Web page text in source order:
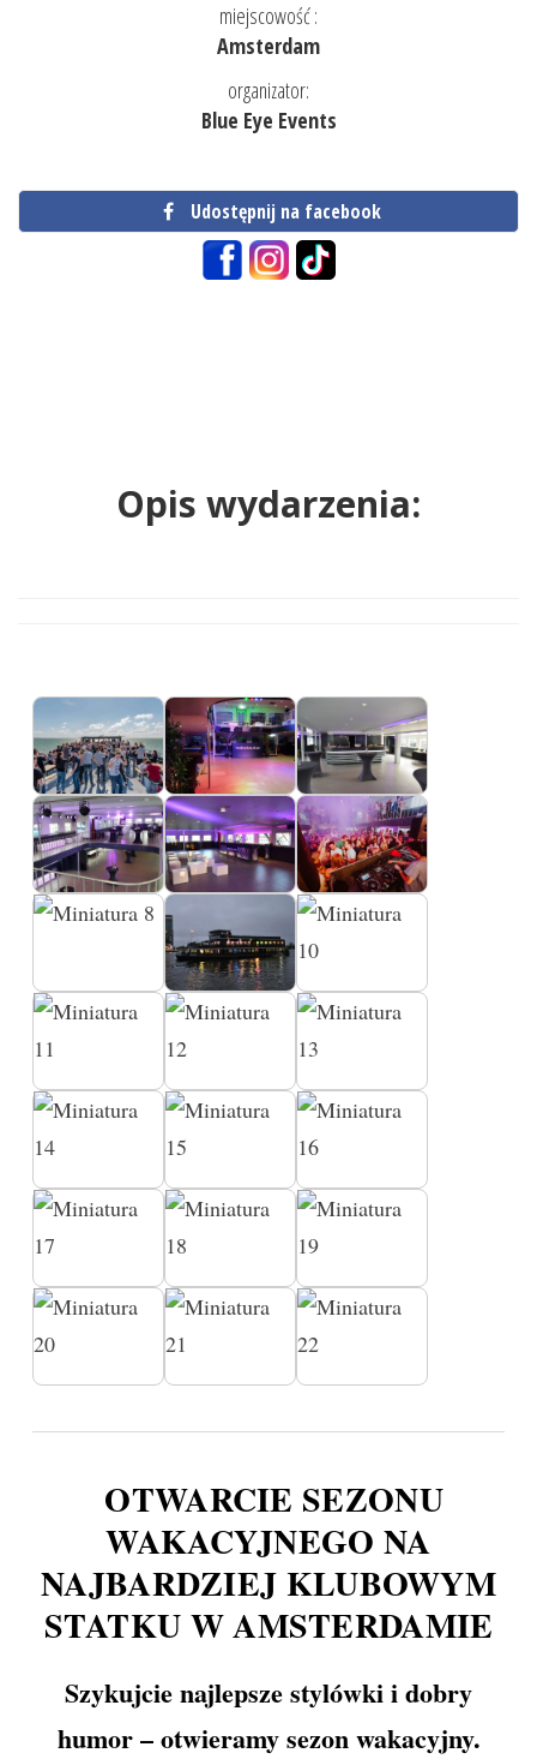
miejscowość :
Amsterdam
organizator:
Blue Eye Events
Udostępnij na facebook
Opis wydarzenia:
OTWARCIE SEZONU
WAKACYJNEGO NA
NAJBARDZIEJ KLUBOWYM
STATKU W AMSTERDAMIE
Szykujcie najlepsze stylówki i dobry
humor – otwieramy sezon wakacyjny.